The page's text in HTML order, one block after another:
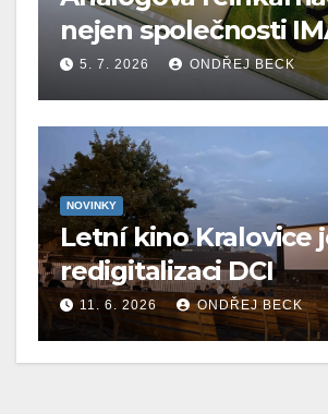
nejen společnosti
5. 7. 2026 ONDŘEJ BECK
NOVINKY
Letní kino Kralovice
redigitalizaci DCI
11. 6. 2026 ONDŘEJ BECK